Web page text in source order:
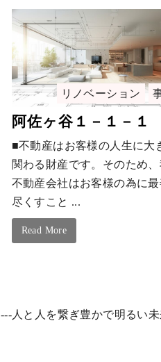
リノベーション
阿佐ヶ谷１－１－１
■不動産はお客様の人生に大
関わる財産です。そのため、
不動産会社はお客様の為に最
尽くすこと ...
Read More
---人と人を繋ぎ豊かで明るい